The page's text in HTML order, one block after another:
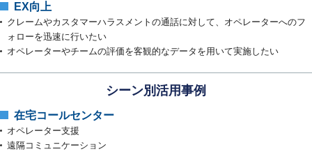
EX向上
クレームやカスタマーハラスメントの通話に対して、オペレーターへのフ
ォローを迅速に行いたい
オペレーターやチームの評価を客観的なデータを用いて実施したい
シーン別活用事例
在宅コールセンター
オペレーター支援
遠隔コミュニケーション